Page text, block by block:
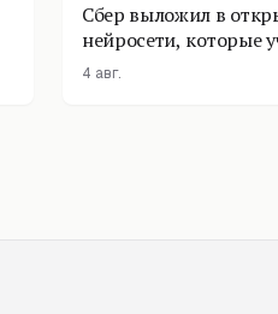
Сбер выложил в
нейросети, которые
физике
4 авг.